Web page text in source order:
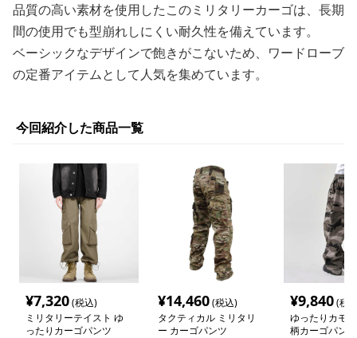
品質の高い素材を使用したこのミリタリーカーゴは、長期
間の使用でも型崩れしにくい耐久性を備えています。
ベーシックなデザインで飽きがこないため、ワードローブ
の定番アイテムとして人気を集めています。
今回紹介した商品一覧
¥7,320(税込)
ミリタリーテイスト ゆ
ったりカーゴパンツ
¥14,460(税込)
タクティカル ミリタリ
ー カーゴパンツ
¥9,840(税
ゆったりカモ
柄カーゴパンツ